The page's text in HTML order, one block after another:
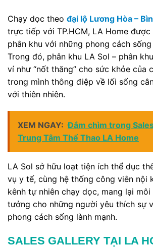
Chạy dọc theo đại lộ Lương Hòa –
trực tiếp với TP.HCM, LA Home được
phân khu với những phong cách sống
Trong đó, phân khu LA Sol – phân
ví như “nốt thăng” cho sức khỏe của
trong mình thông điệp về lối sống
với thiên nhiên.
XEM NGAY: Đắm chìm trong
Trung Tâm Thể Thao LA Home
LA Sol sở hữu loạt tiện ích thể dục
vụ y tế, cùng hệ thống công viên nội
kênh tự nhiên chạy dọc, mang lại
tưởng cho những người yêu thích sự
phong cách sống lành mạnh.
SALES GALLERY TẠI LA